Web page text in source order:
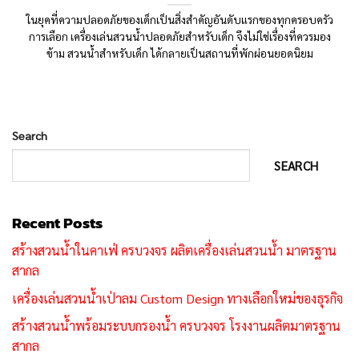
ในยุคที่ความปลอดภัยของเด็กเป็นสิ่งสำคัญอันดับแรกของทุกครอบครัว
การเลือก เครื่องเล่นสวนน้ำปลอดภัยสำหรับเด็ก จึงไม่ใช่เรื่องที่ควรมอง
ข้าม สวนน้ำสำหรับเด็ก ได้กลายเป็นสถานที่พักผ่อนยอดนิยม
Search
SEARCH
Recent Posts
สร้างสวนน้ำในคาเฟ่ ครบวงจร ผลิตเครื่องเล่นสวนน้ำ มาตรฐาน
สากล
เครื่องเล่นสวนน้ำเป่าลม Custom Design ทางเลือกใหม่ของธุรกิจ
สร้างสวนน้ำพร้อมระบบกรองน้ำ ครบวงจร โรงงานผลิตมาตรฐาน
สากล